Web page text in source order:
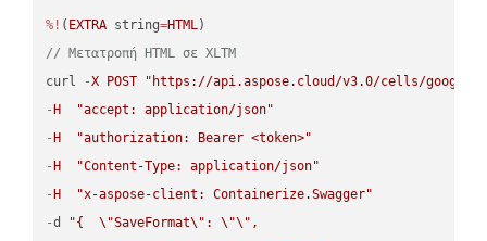
%! ( EXTRA string=HTML
// Μετατροπή HTML σε XLTM
curl
-X POST
"https://api.aspose.cloud/v3.0/cells/
- H
"accept: application/json"
- H
"authorization: Bearer <token>"
- H
"Content-Type: application/json"
- H
"x-aspose-client: Containerize.Swagger"
-d "{ \"SaveFormat\" : \"\" ,